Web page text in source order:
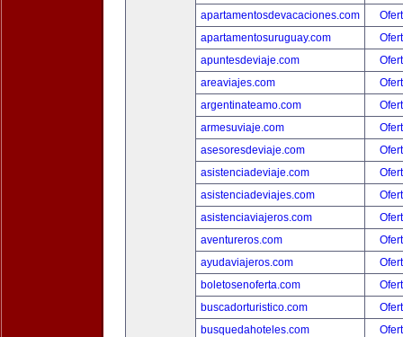
apartamentosdevacaciones.com
apartamentosuruguay.com
apuntesdeviaje.com
areaviajes.com
argentinateamo.com
armesuviaje.com
asesoresdeviaje.com
asistenciadeviaje.com
asistenciadeviajes.com
asistenciaviajeros.com
aventureros.com
ayudaviajeros.com
boletosenoferta.com
buscadorturistico.com
busquedahoteles.com